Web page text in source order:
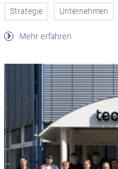
Strategie Unternehmen
Mehr erfahren